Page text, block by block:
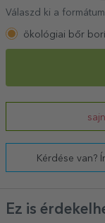
Válaszd ki a
ökológiai bőr
Kérdése van?
Ez is